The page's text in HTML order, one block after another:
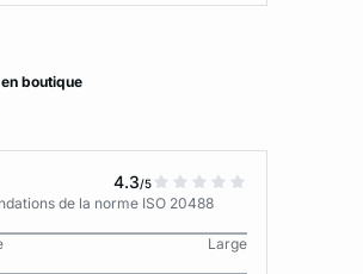
en boutique
4.3/5
de la norme ISO 20488
Large